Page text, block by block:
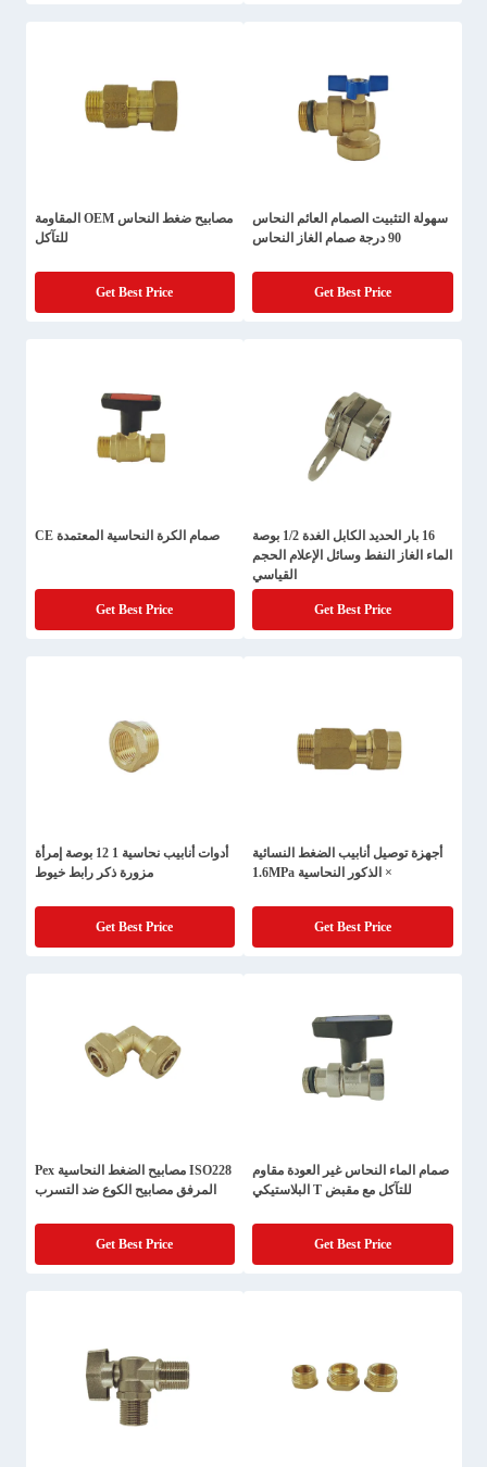
سهولة التثبيت الصمام العائم النحاس
90 درجة صمام الغاز النحاس
Get Best Price
مصابيح ضغط النحاس OEM المقاومة
للتآكل
Get Best Price
16 بار الحديد الكابل الغدة 1/2 بوصة
الماء الغاز النفط وسائل الإعلام الحجم
القياسي
Get Best Price
صمام الكرة النحاسية المعتمدة CE
Get Best Price
أجهزة توصيل أنابيب الضغط النسائية
× الذكور النحاسية 1.6MPa
Get Best Price
أدوات أنابيب نحاسية 1 12 بوصة إمرأة
مزورة ذكر رابط خيوط
Get Best Price
صمام الماء النحاس غير العودة مقاوم
للتآكل مع مقبض T البلاستيكي
Get Best Price
ISO228 مصابيح الضغط النحاسية Pex
المرفق مصابيح الكوع ضد التسرب
Get Best Price